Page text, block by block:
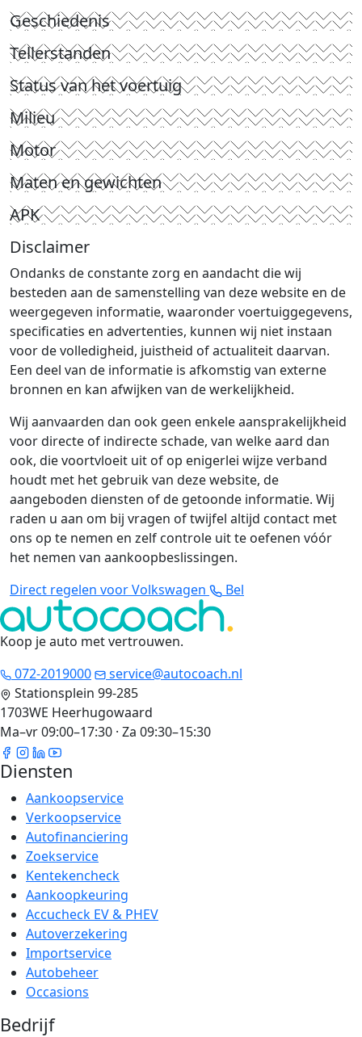
Geschiedenis
Tellerstanden
Status van het voertuig
Milieu
Motor
Maten en gewichten
APK
Disclaimer
Ondanks de constante zorg en aandacht die wij
besteden aan de samenstelling van deze website en de
weergegeven informatie, waaronder voertuiggegevens,
specificaties en advertenties, kunnen wij niet instaan
voor de volledigheid, juistheid of actualiteit daarvan.
Een deel van de informatie is afkomstig van externe
bronnen en kan afwijken van de werkelijkheid.
Wij aanvaarden dan ook geen enkele aansprakelijkheid
voor directe of indirecte schade, van welke aard dan
ook, die voortvloeit uit of op enigerlei wijze verband
houdt met het gebruik van deze website, de
aangeboden diensten of de getoonde informatie. Wij
raden u aan om bij vragen of twijfel altijd contact met
ons op te nemen en zelf controle uit te oefenen vóór
het nemen van aankoopbeslissingen.
Direct regelen voor Volkswagen
Bel
Koop je auto met vertrouwen.
072-2019000
service@autocoach.nl
Stationsplein 99-285
1703WE Heerhugowaard
Ma–vr 09:00–17:30 · Za 09:30–15:30
Diensten
Aankoopservice
Verkoopservice
Autofinanciering
Zoekservice
Kentekencheck
Aankoopkeuring
Accucheck EV & PHEV
Autoverzekering
Importservice
Autobeheer
Occasions
Bedrijf